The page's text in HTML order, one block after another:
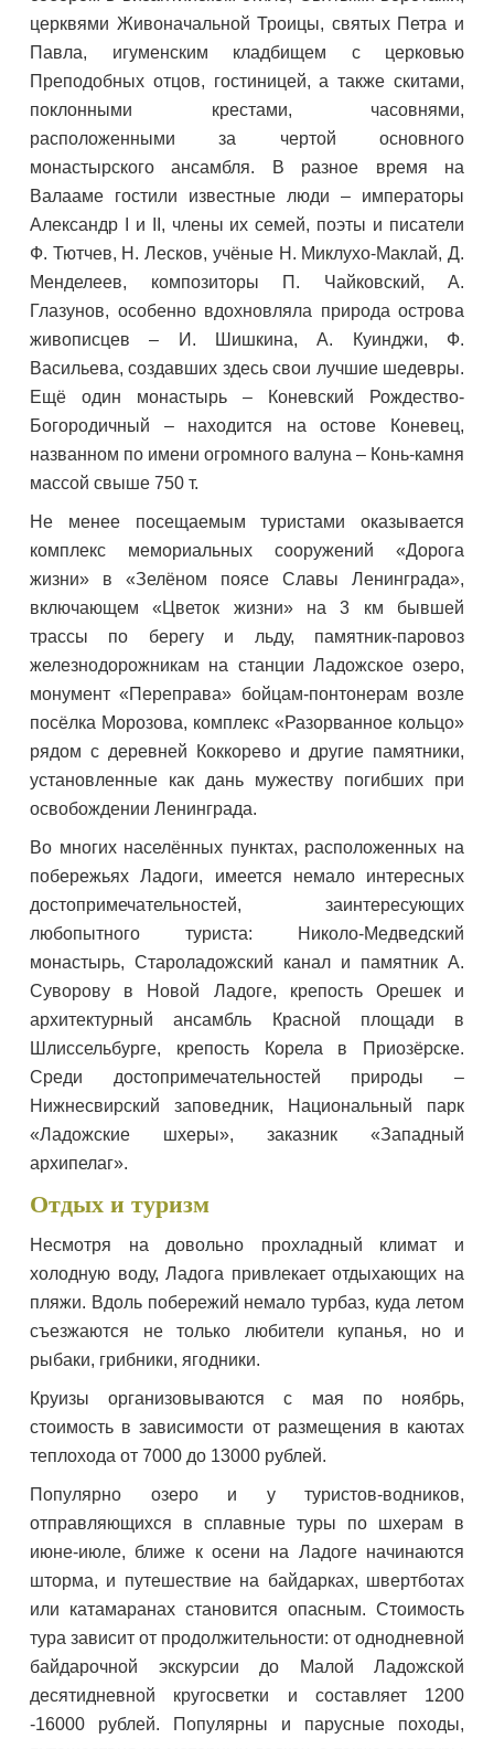
церквями Живоначальной Троицы, святых Петра и
Павла, игуменским кладбищем с церковью
Преподобных отцов, гостиницей, а также скитами,
поклонными крестами, часовнями,
расположенными за чертой основного
монастырского ансамбля. В разное время на
Валааме гостили известные люди – императоры
Александр I и II, члены их семей, поэты и писатели
Ф. Тютчев, Н. Лесков, учёные Н. Миклухо-Маклай, Д.
Менделеев, композиторы П. Чайковский, А.
Глазунов, особенно вдохновляла природа острова
живописцев – И. Шишкина, А. Куинджи, Ф.
Васильева, создавших здесь свои лучшие шедевры.
Ещё один монастырь – Коневский Рождество-
Богородичный – находится на остове Коневец,
названном по имени огромного валуна – Конь-камня
массой свыше 750 т.
Не менее посещаемым туристами оказывается
комплекс мемориальных сооружений «Дорога
жизни» в «Зелёном поясе Славы Ленинграда»,
включающем «Цветок жизни» на 3 км бывшей
трассы по берегу и льду, памятник-паровоз
железнодорожникам на станции Ладожское озеро,
монумент «Переправа» бойцам-понтонерам возле
посёлка Морозова, комплекс «Разорванное кольцо»
рядом с деревней Коккорево и другие памятники,
установленные как дань мужеству погибших при
освобождении Ленинграда.
Во многих населённых пунктах, расположенных на
побережьях Ладоги, имеется немало интересных
достопримечательностей, заинтересующих
любопытного туриста: Николо-Медведский
монастырь, Староладожский канал и памятник А.
Суворову в Новой Ладоге, крепость Орешек и
архитектурный ансамбль Красной площади в
Шлиссельбурге, крепость Корела в Приозёрске.
Среди достопримечательностей природы –
Нижнесвирский заповедник, Национальный парк
«Ладожские шхеры», заказник «Западный
архипелаг».
Отдых и туризм
Несмотря на довольно прохладный климат и
холодную воду, Ладога привлекает отдыхающих на
пляжи. Вдоль побережий немало турбаз, куда летом
съезжаются не только любители купанья, но и
рыбаки, грибники, ягодники.
Круизы организовываются с мая по ноябрь,
стоимость в зависимости от размещения в каютах
теплохода от 7000 до 13000 рублей.
Популярно озеро и у туристов-водников,
отправляющихся в сплавные туры по шхерам в
июне-июле, ближе к осени на Ладоге начинаются
шторма, и путешествие на байдарках, швертботах
или катамаранах становится опасным. Стоимость
тура зависит от продолжительности: от однодневной
байдарочной экскурсии до Малой Ладожской
десятидневной кругосветки и составляет 1200
-16000 рублей. Популярны и парусные походы,